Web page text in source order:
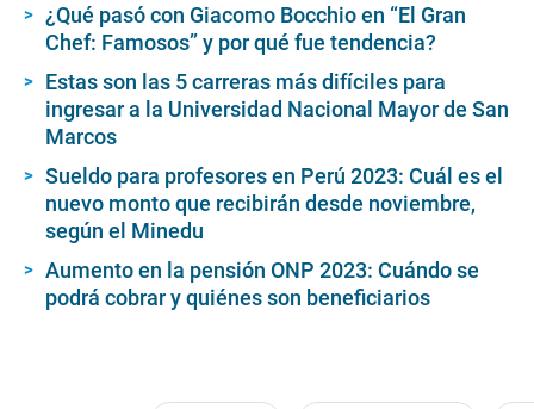
¿Qué pasó con Giacomo Bocchio en “El Gran
Chef: Famosos” y por qué fue tendencia?
Estas son las 5 carreras más difíciles para
ingresar a la Universidad Nacional Mayor de San
Marcos
Sueldo para profesores en Perú 2023: Cuál es el
nuevo monto que recibirán desde noviembre,
según el Minedu
Aumento en la pensión ONP 2023: Cuándo se
podrá cobrar y quiénes son beneficiarios